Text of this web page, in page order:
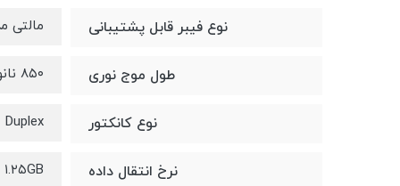
نوع فیبر قابل پشتیبانی مالتی
طول موج نوری ۸۵۰ نانومتر
نوع کانکتور Duplex
نرخ انتقال داده ۱.۲۵GB